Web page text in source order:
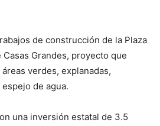
de construcción de la Plaza
Grandes, proyecto que
verdes, explanadas,
de agua.
una inversión estatal de 3.5